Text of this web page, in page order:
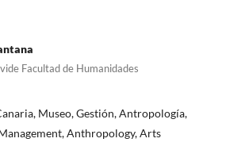
Facultad de Humanidades
Museo, Gestión, Antropología,
Anthropology, Arts